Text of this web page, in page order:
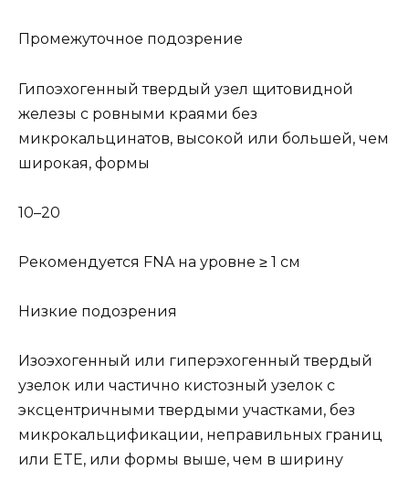
Промежуточное подозрение
Гипоэхогенный твердый узел щитовидной
железы с ровными краями без
микрокальцинатов, высокой или большей, чем
широкая, формы
10–20
Рекомендуется FNA на уровне ≥ 1 см
Низкие подозрения
Изоэхогенный или гиперэхогенный твердый
узелок или частично кистозный узелок с
эксцентричными твердыми участками, без
микрокальцификации, неправильных границ
или ETE, или формы выше, чем в ширину